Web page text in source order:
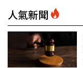
人氣新聞